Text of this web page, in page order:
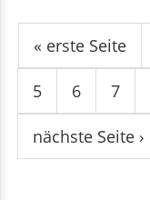
Seiten
« erste Seite
5 6 7
nächste Seite ›